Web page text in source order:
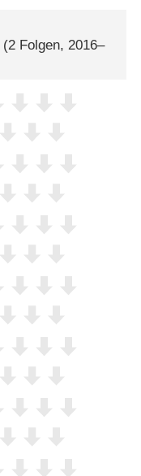
(2 Folgen, 2016–